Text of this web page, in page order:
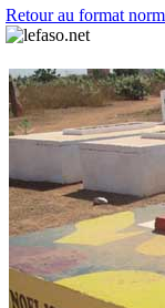
Retour au format